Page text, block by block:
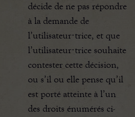
décide de ne pas répondre
à la demande de
l’utilisateur·trice, et que
l’utilisateur·trice souhaite
contester cette décision,
ou s’il ou elle pense qu’il
est porté atteinte à l’un
des droits énumérés ci-